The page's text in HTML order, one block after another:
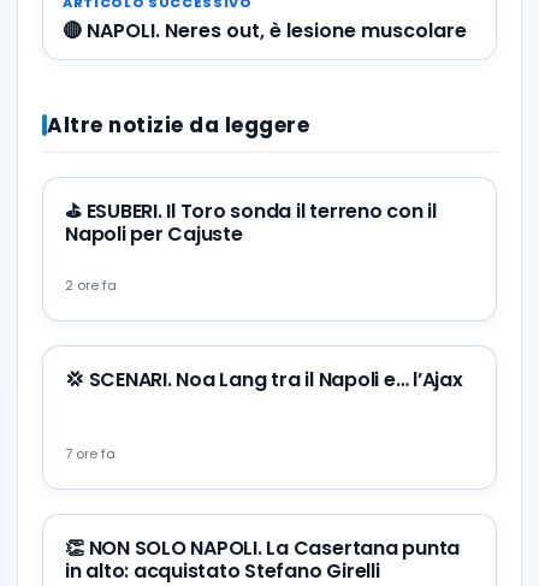
🔴 NAPOLI. Neres out, è lesione muscolare
Altre notizie da leggere
⛳ ESUBERI. Il Toro sonda il terreno con il
Napoli per Cajuste
2 ore fa
💢 SCENARI. Noa Lang tra il Napoli e… l’Ajax
7 ore fa
👏 NON SOLO NAPOLI. La Casertana punta
in alto: acquistato Stefano Girelli